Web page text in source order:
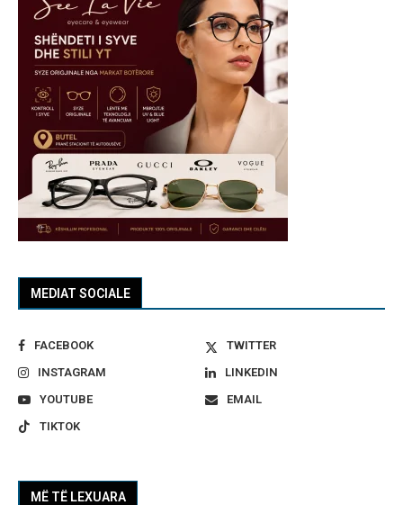
MEDIAT SOCIALE
FACEBOOK
TWITTER
INSTAGRAM
LINKEDIN
YOUTUBE
EMAIL
TIKTOK
MË TË LEXUARA